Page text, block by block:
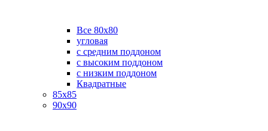
Все 80х80
угловая
с средним поддоном
с высоким поддоном
с низким поддоном
Квадратные
85х85
90х90